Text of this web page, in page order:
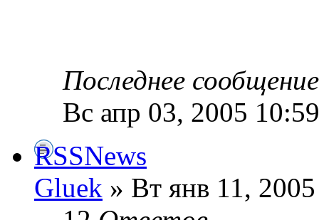
Последнее
Вс апр 03, 2005
RSSNews
Gluek » Вт янв 11,